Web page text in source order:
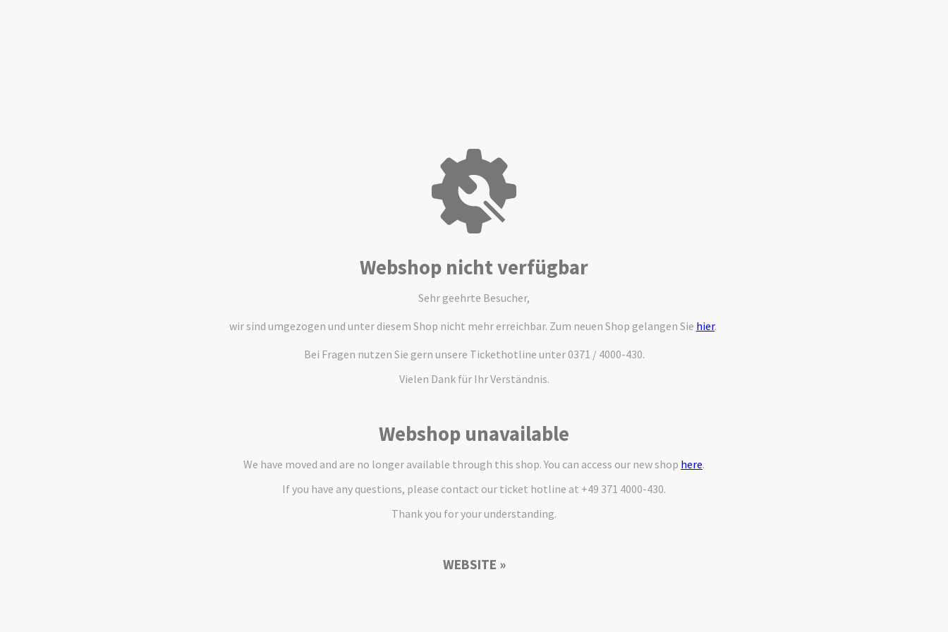
Webshop nicht verfügbar
Sehr geehrte Besucher,
wir sind umgezogen und unter diesem Shop nicht mehr erreichbar. Zum neuen Shop gelangen Sie hier.
Bei Fragen nutzen Sie gern unsere Tickethotline unter 0371 / 4000-430.
Vielen Dank für Ihr Verständnis.
Webshop unavailable
We have moved and are no longer available through this shop. You can access our new shop here.
If you have any questions, please contact our ticket hotline at +49 371 4000-430.
Thank you for your understanding.
WEBSITE »